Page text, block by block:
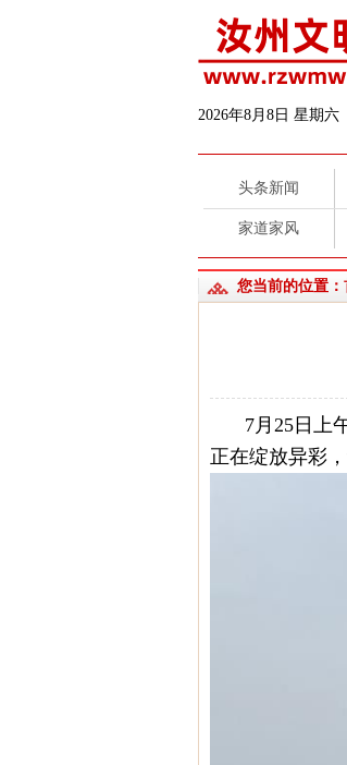
2026年8月8日 星期六
头条新闻
家道家风
您当前的位置：
7月25日上
正在绽放异彩